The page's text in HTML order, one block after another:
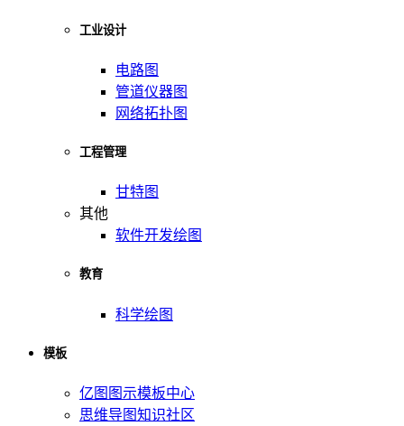
工业设计
电路图
管道仪器图
网络拓扑图
工程管理
甘特图
其他
软件开发绘图
教育
科学绘图
模板
亿图图示模板中心
思维导图知识社区